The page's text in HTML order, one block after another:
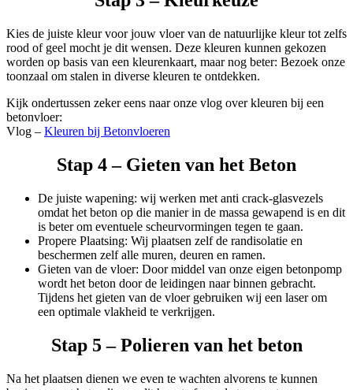
Kies de juiste kleur voor jouw vloer van de natuurlijke kleur tot zelfs
rood of geel mocht je dit wensen. Deze kleuren kunnen gekozen
worden op basis van een kleurenkaart, maar nog beter: Bezoek onze
toonzaal om stalen in diverse kleuren te ontdekken.
Kijk ondertussen zeker eens naar onze vlog over kleuren bij een
betonvloer:
Vlog – Kleuren bij Betonvloeren
Stap 4 – Gieten van het Beton
De juiste wapening: wij werken met anti crack-glasvezels
omdat het beton op die manier in de massa gewapend is en dit
is beter om eventuele scheurvormingen tegen te gaan.
Propere Plaatsing: Wij plaatsen zelf de randisolatie en
beschermen zelf alle muren, deuren en ramen.
Gieten van de vloer: Door middel van onze eigen betonpomp
wordt het beton door de leidingen naar binnen gebracht.
Tijdens het gieten van de vloer gebruiken wij een laser om
een optimale vlakheid te verkrijgen.
Stap 5 – Polieren van het beton
Na het plaatsen dienen we even te wachten alvorens te kunnen